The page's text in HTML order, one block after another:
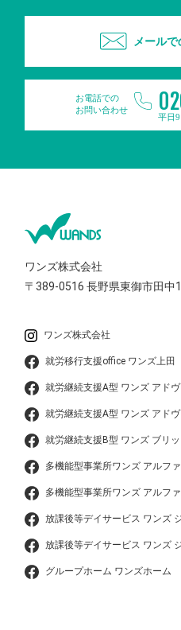
メール
お電話での
お問い合わせ
平日
ワンズ株式会社
〒389-0516長野県東御市田中
ワンズ株式会社
就労移行支援office ワンズ上田
就労継続支援A型 ワンズ アド
就労継続支援A型 ワンズ アド
就労継続支援B型 ワンズ ブリッ
多機能型事業所ワンズ アルフ
多機能型事業所ワンズ アルフ
放課後等デイサービス ワンズ
放課後等デイサービス ワンズ
グループホーム ワンズホーム